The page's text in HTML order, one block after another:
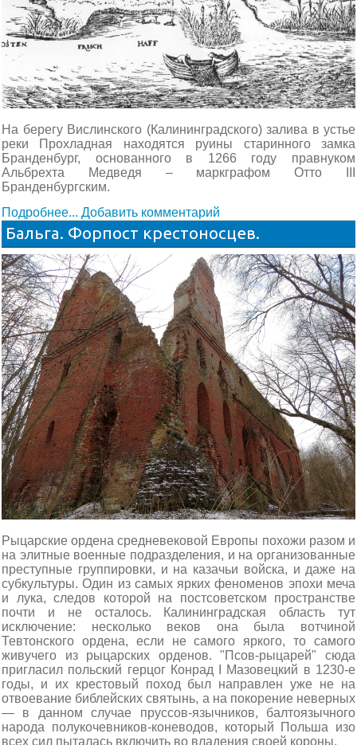
На берегу Вислинского (Калининградского) залива в устье
реки Прохладная находятся руины старинного замка
Бранденбург, основанного в 1266 году правнуком
Альбрехта Медведя – маркграфом Отто III
Бранденбургским.
Подробнее... Добавить комментарий
Бальга. Форпост крестоносцев.
Рыцарские ордена средневековой Европы похожи разом и
на элитные военные подразделения, и на организованные
преступные группировки, и на казачьи войска, и даже на
субкультуры. Один из самых ярких феноменов эпохи меча
и лука, следов которой на постсоветском пространстве
почти и не осталось. Калининградская область тут
исключение: несколько веков она была вотчиной
Тевтонского ордена, если не самого яркого, то самого
живучего из рыцарских орденов. "Псов-рыцарей" сюда
пригласил польский герцог Конрад I Мазовецкий в 1230-е
годы, и их крестовый поход был направлен уже не на
отвоевание библейских святынь, а на покорение неверных
— в данном случае пруссов-язычников, балтоязычного
народа полукочевников-коневодов, который Польша изо
всех сил пыталась включить во владения своей короны.